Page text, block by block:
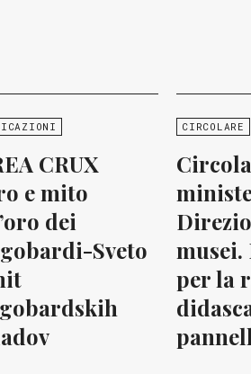
CRUX
e mito
dei
Sveto
CIRCOLARE
musei.
per la